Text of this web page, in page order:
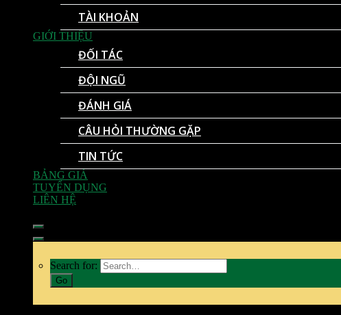
TÀI KHOẢN
GIỚI THIỆU
ĐỐI TÁC
ĐỘI NGŨ
ĐÁNH GIÁ
CÂU HỎI THƯỜNG GẶP
TIN TỨC
BẢNG GIÁ
TUYỂN DỤNG
LIÊN HỆ
Search for: